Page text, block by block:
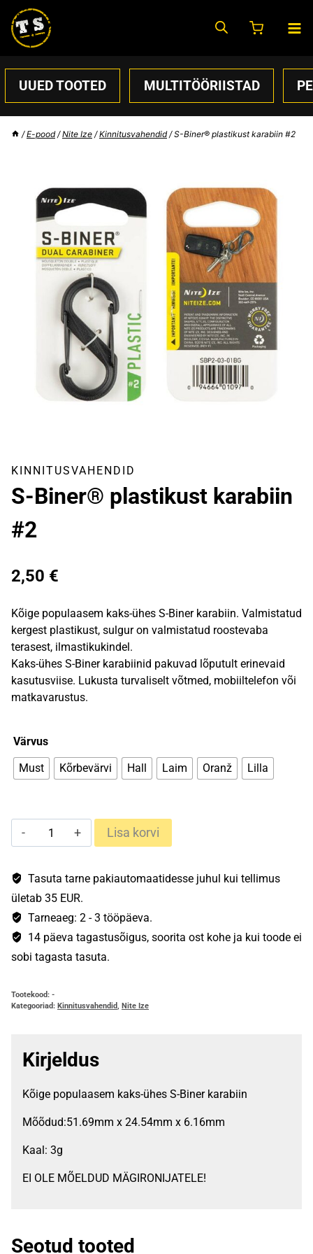
content
UUED TOOTED MULTITÖÖRIISTAD
/ E-pood / Nite Ize / Kinnitusvahendid / S-Biner® plastikust karabiin #2
KINNITUSVAHENDID
S-Biner® plastikust karabiin
#2
2,50 €
Kõige populaasem kaks-ühes S-Biner karabiin. Valmistatud
kergest plastikust, sulgur on valmistatud roostevaba
terasest, ilmastikukindel.
Kaks-ühes S-Biner karabiinid pakuvad lõputult erinevaid
kasutusviise. Lukusta turvaliselt võtmed, mobiiltelefon või
matkavarustus.
Värvus
Must Kõrbevärvi Hall Laim Oranž Lilla
Biner®
karabiin
#2
Lisa korvi
Tasuta tarne pakiautomaatidesse juhul kui tellimus
ületab 35 EUR.
Tarneaeg: 2 - 3 tööpäeva.
14 päeva tagastusõigus, soorita ost kohe ja kui toode ei
sobi tagasta tasuta.
Tootekood: -
Kategooriad: Kinnitusvahendid, Nite Ize
Kirjeldus
Kõige populaasem kaks-ühes S-Biner karabiin
Mõõdud:51.69mm x 24.54mm x 6.16mm
Kaal: 3g
EI OLE MÕELDUD MÄGIRONIJATELE!
Seotud tooted